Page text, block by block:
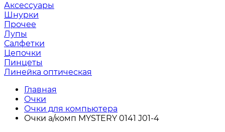
Аксессуары
Шнурки
Прочее
Лупы
Салфетки
Цепочки
Пинцеты
Линейка оптическая
Главная
Очки
Очки для компьютера
Очки а/комп MYSTERY 0141 J01-4